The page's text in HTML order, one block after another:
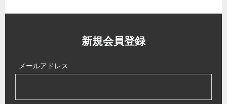
新規会員登録
メールアドレス